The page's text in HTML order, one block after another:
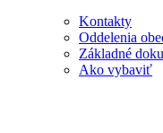
Kontakty
Oddelenia
Základné
Ako vybaviť